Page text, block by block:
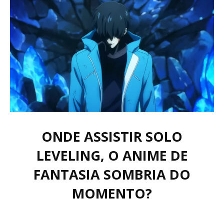
ONDE ASSISTIR SOLO
LEVELING, O ANIME DE
FANTASIA SOMBRIA DO
MOMENTO?